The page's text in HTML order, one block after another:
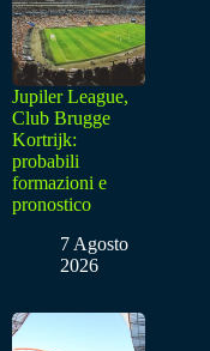
Jupiler League,
Club Brugge
Kortrijk:
probabili
formazioni e
pronostico
7 Agosto
2026